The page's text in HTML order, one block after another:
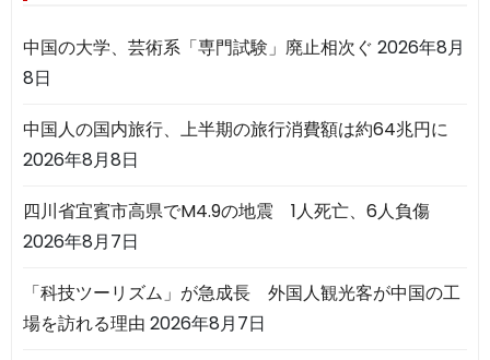
中国の大学、芸術系「専門試験」廃止相次ぐ 2026年8月
8日
中国人の国内旅行、上半期の旅行消費額は約64兆円に
2026年8月8日
四川省宜賓市高県でM4.9の地震 1人死亡、6人負傷
2026年8月7日
「科技ツーリズム」が急成長 外国人観光客が中国の工
場を訪れる理由 2026年8月7日